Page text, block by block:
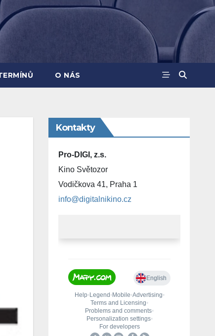
O NÁS
Kontakty
Pro-DIGI, z.s.
Kino Světozor
Vodičkova 41, Praha 1
info@digitalnikino.cz